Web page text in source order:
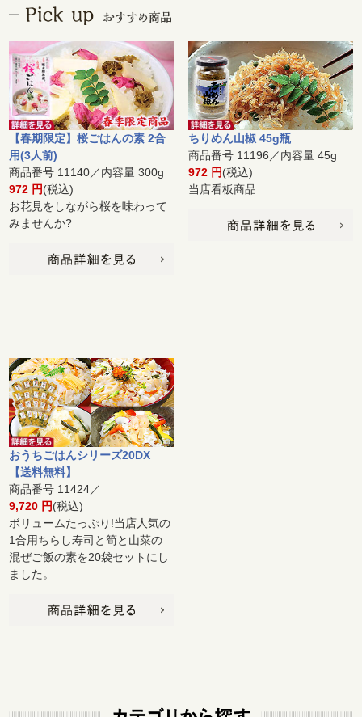
【春期限定】桜ごはんの素 2合
用(3人前)
商品番号 11140／内容量 300g
972 円(税込)
お花見をしながら桜を味わって
みませんか?
ちりめん山椒 45g瓶
商品番号 11196／内容量 45g
972 円(税込)
当店看板商品
おうちごはんシリーズ20DX
【送料無料】
商品番号 11424／
9,720 円(税込)
ボリュームたっぷり!当店人気の
1合用ちらし寿司と筍と山菜の
混ぜご飯の素を20袋セットにし
ました。